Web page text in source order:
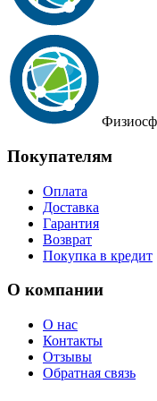
Покупателям
Оплата
Доставка
Гарантия
Возврат
Покупка в кредит
О компании
О нас
Контакты
Отзывы
Обратная связь